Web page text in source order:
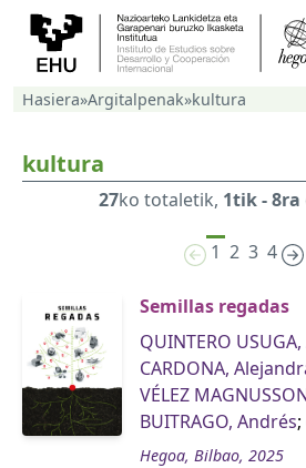
Hasiera»Argitalpenak»kultura
kultura
27ko totaletik, 1tik - 8ra
1 2 3 4
Semillas regadas
QUINTERO
CARDONA,
VÉLEZ
BUITRAGO, Andrés;
Hegoa, Bilbao, 2025